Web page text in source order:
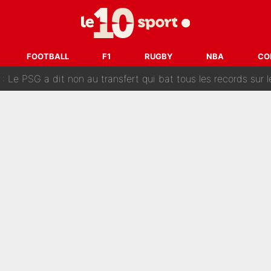
FOOTBALL F1 RUGBY NBA
et va entrer dans une nouvelle dimension :
fait une offre pour recruter un ancien joueur du
: Le PSG a dit non au transfert qui bat tous les records sur